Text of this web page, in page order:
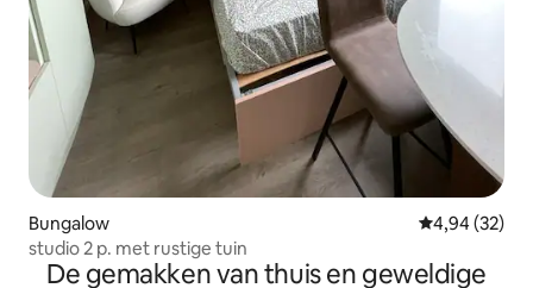
Bungalow Gemiddelde
4,94 (32)
studio 2 p. met rustige tuin
De gemakken van thuis en geweldige